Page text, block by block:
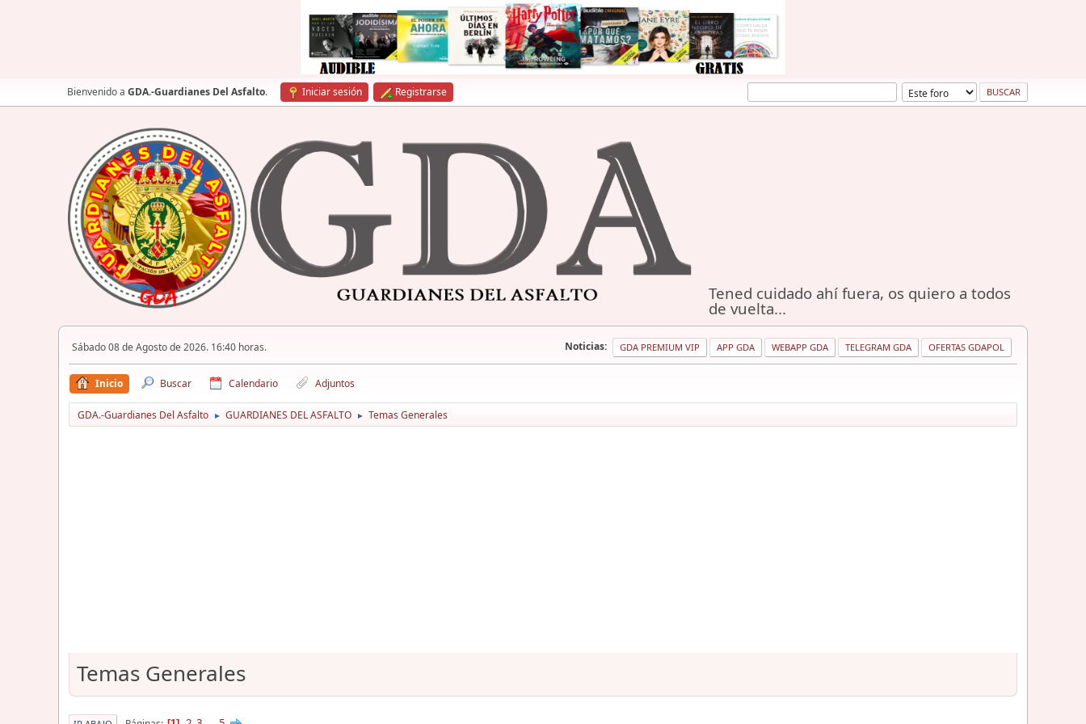
Bienvenido a GDA.-Guardianes Del Asfalto. Iniciar sesión Registrarse
Tened cuidado ahí fuera, os quiero a todos
de vuelta...
Sábado 08 de Agosto de 2026. 16:40 horas. Noticias: GDA PREMIUM VIP APP GDA WEBAPP GDA TELEGRAM GDA OFERTAS GDAPOL
Inicio Buscar Calendario Adjuntos
GDA.-Guardianes Del Asfalto ► GUARDIANES DEL ASFALTO ► Temas Generales
Temas Generales